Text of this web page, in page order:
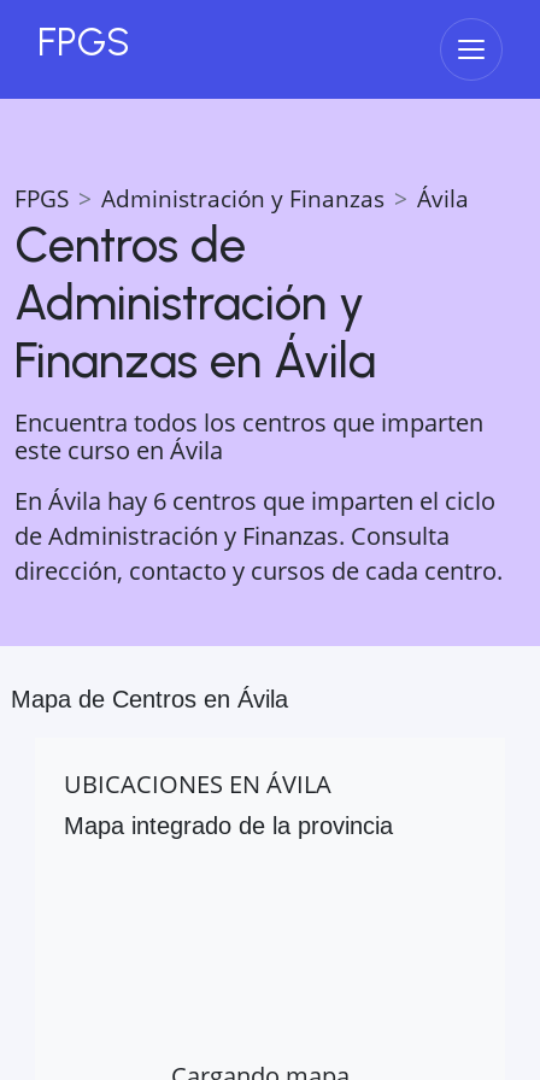
FPGS Abrir
FPGS Administración y Finanzas Ávila
Centros de
Administración y
Finanzas en Ávila
Encuentra todos los centros que imparten
este curso en Ávila
En Ávila hay 6 centros que imparten el ciclo
de Administración y Finanzas. Consulta
dirección, contacto y cursos de cada centro.
Mapa de Centros en Ávila
UBICACIONES EN ÁVILA
Mapa integrado de la provincia